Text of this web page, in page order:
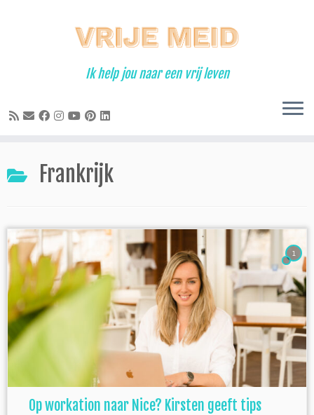
Ik help jou naar een vrij leven
Frankrijk
1
Op workation naar Nice? Kirsten geeft tips